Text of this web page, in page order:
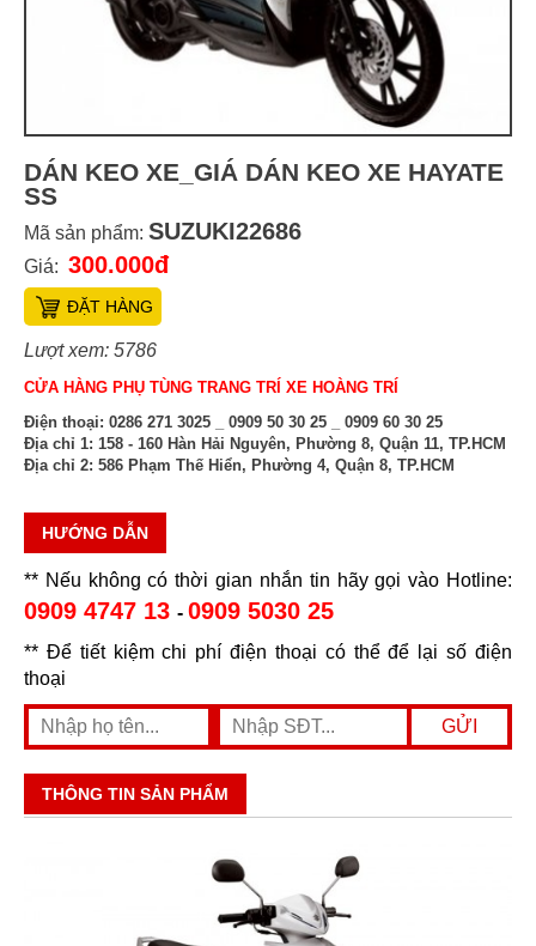
DÁN KEO XE_GIÁ DÁN KEO XE HAYATE
SS
Mã sản phẩm: SUZUKI22686
Giá: 300.000đ
ĐẶT HÀNG
Lượt xem: 5786
CỬA HÀNG PHỤ TÙNG TRANG TRÍ XE HOÀNG TRÍ
Điện thoại: 0286 271 3025 _ 0909 50 30 25 _ 0909 60 30 25
Địa chỉ 1: 158 - 160 Hàn Hải Nguyên, Phường 8, Quận 11, TP.HCM
Địa chỉ 2: 586 Phạm Thế Hiển, Phường 4, Quận 8, TP.HCM
HƯỚNG DẪN
** Nếu không có thời gian nhắn tin hãy gọi vào Hotline:
0909 4747 13 - 0909 5030 25
** Để tiết kiệm chi phí điện thoại có thể để lại số điện
thoại
THÔNG TIN SẢN PHẨM